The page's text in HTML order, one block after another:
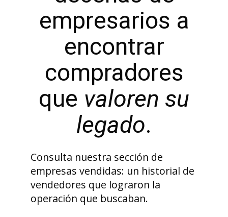
empresarios a
encontrar
compradores
que valoren su
legado.
Consulta nuestra sección de
empresas vendidas: un historial de
vendedores que lograron la
operación que buscaban.